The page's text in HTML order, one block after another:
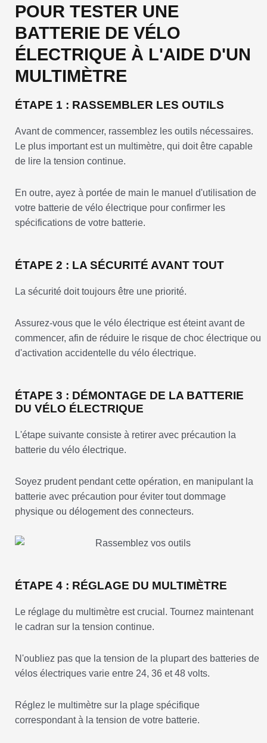
POUR TESTER UNE
BATTERIE DE VÉLO
ÉLECTRIQUE À L'AIDE D'UN
MULTIMÈTRE
ÉTAPE 1 : RASSEMBLER LES OUTILS
Avant de commencer, rassemblez les outils nécessaires.
Le plus important est un multimètre, qui doit être capable
de lire la tension continue.
En outre, ayez à portée de main le manuel d'utilisation de
votre batterie de vélo électrique pour confirmer les
spécifications de votre batterie.
ÉTAPE 2 : LA SÉCURITÉ AVANT TOUT
La sécurité doit toujours être une priorité.
Assurez-vous que le vélo électrique est éteint avant de
commencer, afin de réduire le risque de choc électrique ou
d'activation accidentelle du vélo électrique.
ÉTAPE 3 : DÉMONTAGE DE LA BATTERIE
DU VÉLO ÉLECTRIQUE
L'étape suivante consiste à retirer avec précaution la
batterie du vélo électrique.
Soyez prudent pendant cette opération, en manipulant la
batterie avec précaution pour éviter tout dommage
physique ou délogement des connecteurs.
ÉTAPE 4 : RÉGLAGE DU MULTIMÈTRE
Le réglage du multimètre est crucial. Tournez maintenant
le cadran sur la tension continue.
N'oubliez pas que la tension de la plupart des batteries de
vélos électriques varie entre 24, 36 et 48 volts.
Réglez le multimètre sur la plage spécifique
correspondant à la tension de votre batterie.